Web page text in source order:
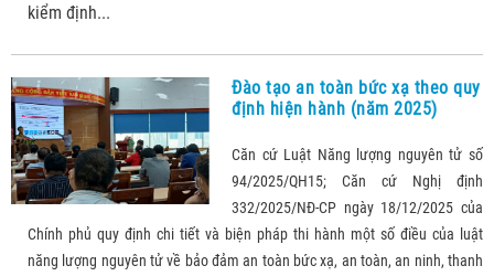
kiểm định...
Đào tạo an toàn bức xạ theo quy
định hiện hành (năm 2025)
Căn cứ Luật Năng lượng nguyên tử số
94/2025/QH15; Căn cứ Nghị định
332/2025/NĐ-CP ngày 18/12/2025 của
Chính phủ quy định chi tiết và biện pháp thi hành một số điều của luật
năng lượng nguyên tử về bảo đảm an toàn bức xạ, an toàn, an ninh, thanh